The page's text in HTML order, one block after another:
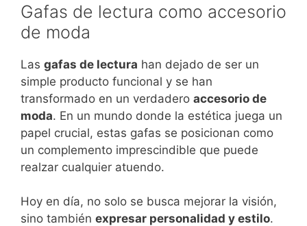
Gafas de lectura como accesorio
de moda
Las gafas de lectura han dejado de ser un
simple producto funcional y se han
transformado en un verdadero accesorio de
moda. En un mundo donde la estética juega un
papel crucial, estas gafas se posicionan como
un complemento imprescindible que puede
realzar cualquier atuendo.
Hoy en día, no solo se busca mejorar la visión,
sino también expresar personalidad y estilo.